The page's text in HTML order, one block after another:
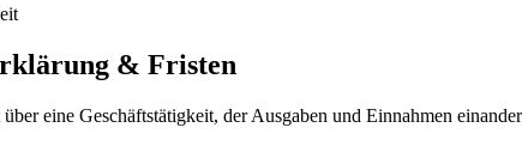
& Fristen
eine Geschäftstätigkeit, der Ausgaben und Einnahmen